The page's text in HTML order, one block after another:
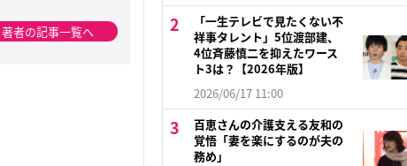
著者の記事一覧へ
「一生テレビで見たくない不
祥事タレント」5位渡部建、
4位斉藤慎二を抑えたワース
ト3は？【2026年版】
2026/06/17 11:00
百恵さんの介護支える友和の
覚悟「妻を楽にするのが夫の
務め」